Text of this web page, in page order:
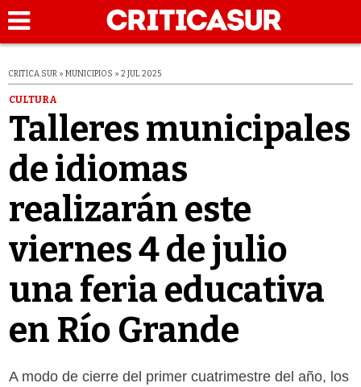
CRITICA SUR » MUNICIPIOS » 2 JUL 2025
CULTURA
Talleres municipales
de idiomas
realizarán este
viernes 4 de julio
una feria educativa
en Río Grande
A modo de cierre del primer cuatrimestre del año, los